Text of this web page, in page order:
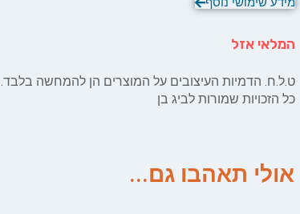
המלאי אזל
ט.ל.ח. הדמיות העיצובים על המוצרים הן להמחשה בלבד.
כל הזכויות שמורות לביג בן
אולי תאהבו גם...